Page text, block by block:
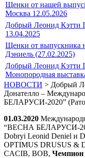
Щенки от нашей
Москва 12.05.2026
Добрый Леонид Кэтти
13.04.2025
Щенки от выпускника
Дэниель (27.02.2025)
Добрый Леонид Кэтти
Монопородная
НОВОСТИ > Добрый
Донателло –
БЕЛАРУСИ-2020”
01.03.2020
“ВЕСНА БЕЛАРУСИ-
Dobryi Leonid Deniel и
OPTIMUS DRUSUS &
CACIB, BOB, Чемпион